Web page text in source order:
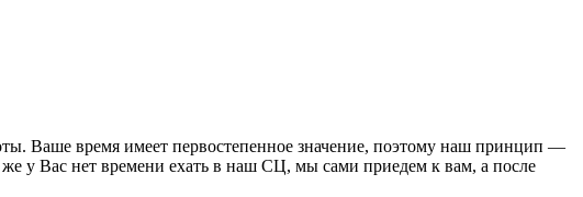
Ваше время имеет первостепенное значение, поэтому наш принцип —
же у Вас нет времени ехать в наш СЦ, мы сами приедем к вам, а после